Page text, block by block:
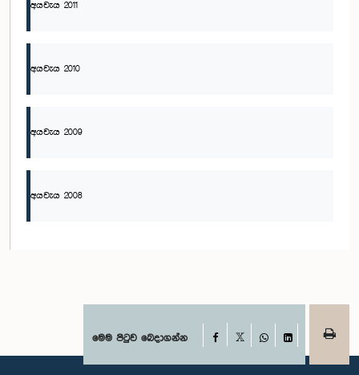
අයවැය 2011
අයවැය 2010
අයවැය 2009
අයවැය 2008
මෙම පිටුව බෙදාගන්න Facebook
WhatsAppLinkedIn